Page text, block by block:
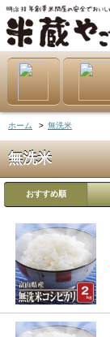
ホーム > 無洗米
無洗米
おすすめ順